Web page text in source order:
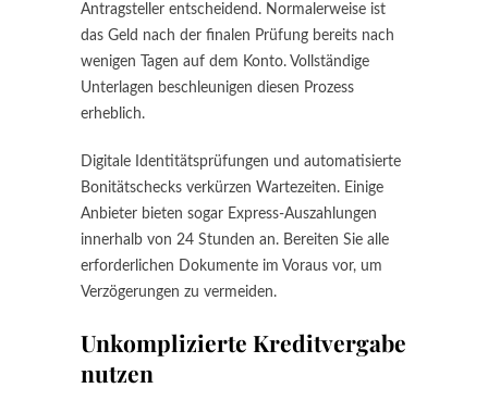
Antragsteller entscheidend. Normalerweise ist
das Geld nach der finalen Prüfung bereits nach
wenigen Tagen auf dem Konto. Vollständige
Unterlagen beschleunigen diesen Prozess
erheblich.
Digitale Identitätsprüfungen und automatisierte
Bonitätschecks verkürzen Wartezeiten. Einige
Anbieter bieten sogar Express-Auszahlungen
innerhalb von 24 Stunden an. Bereiten Sie alle
erforderlichen Dokumente im Voraus vor, um
Verzögerungen zu vermeiden.
Unkomplizierte Kreditvergabe
nutzen